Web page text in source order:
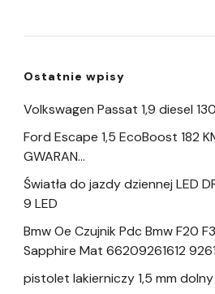
Ostatnie wpisy
Volkswagen Passat 1,9 diesel
Ford Escape 1,5 EcoBoost 182
GWARAN…
Światła do jazdy dziennej LED
9 LED
Bmw Oe Czujnik Pdc Bmw F20
Sapphire Mat 66209261612
pistolet lakierniczy 1,5 mm